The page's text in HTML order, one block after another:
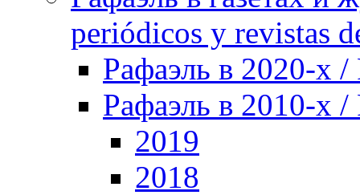
periódicos y revistas
Рафаэль в 2020-х /
Рафаэль в 2010-х /
2019
2018